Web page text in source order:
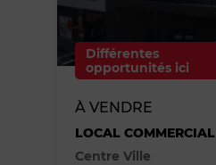
Différentes
opportunités ici
À VENDRE
LOCAL
Centre Ville